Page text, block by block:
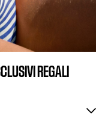
REGALI